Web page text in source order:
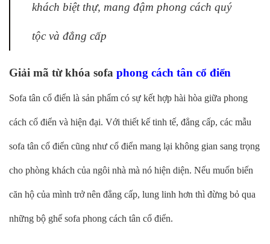
khách biệt thự, mang đậm phong cách quý
tộc và đẳng cấp
Giải mã từ khóa sofa phong cách tân cổ điển
Sofa tân cổ điển là sản phẩm có sự kết hợp hài hòa giữa phong
cách cổ điển và hiện đại. Với thiết kế tinh tế, đẳng cấp, các mẫu
sofa tân cổ điển cũng như cổ điển mang lại không gian sang trọng
cho phòng khách của ngôi nhà mà nó hiện diện. Nếu muốn biến
căn hộ của mình trở nên đẳng cấp, lung linh hơn thì đừng bỏ qua
những bộ ghế sofa phong cách tân cổ điển.